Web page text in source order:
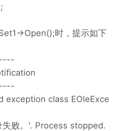
>Open();时，提示如下
exception class EOleExce
败。'. Process stopped.